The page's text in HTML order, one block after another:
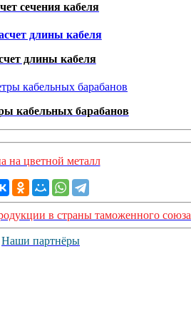
сечения кабеля
длины кабеля
кабельных барабанов
на цветной металл
в страны таможенного союза
Наши партнёры